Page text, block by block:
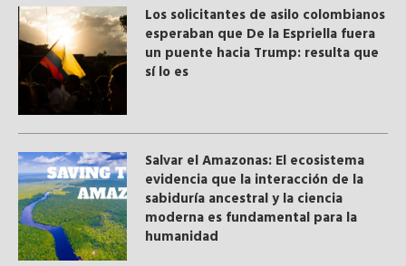
Los solicitantes de asilo colombianos
esperaban que De la Espriella fuera
un puente hacia Trump: resulta que
sí lo es
Salvar el Amazonas: El ecosistema
evidencia que la interacción de la
sabiduría ancestral y ​la ciencia
moderna​ es fundamental para la
humanidad